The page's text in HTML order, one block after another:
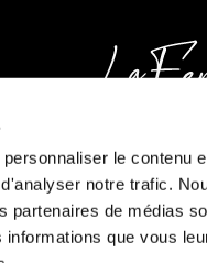
le contenu
notre trafic.
partenaires de médias
que vous
Heures